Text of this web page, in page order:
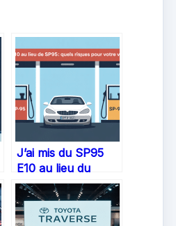
J’ai mis du SP95
E10 au lieu du
SP95 : quelles
conséquences et
que faire ?